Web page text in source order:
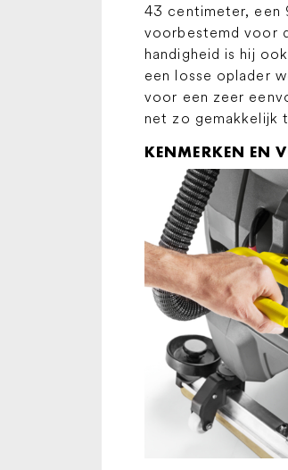
43 centimeter, een
voorbestemd voor
handigheid is hij
een losse oplader
voor een zeer
net zo gemakkelijk
KENMERKEN EN